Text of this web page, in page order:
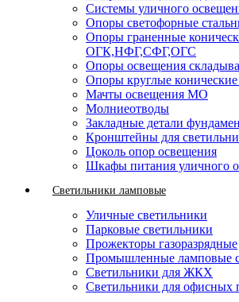
Системы уличного
Опоры светофорные
Опоры граненные
ОГК,НФГ,СФГ,ОГС
Опоры освещения
Опоры круглые
Мачты освещения МО
Молниеотводы
Закладные детали
Кронштейны для
Цоколь опор освещения
Шкафы питания уличного
Светильники ламповые
Уличные светильники
Парковые светильники
Прожекторы газоразрядные
Промышленные ламповые
Светильники для ЖКХ
Светильники для офисных